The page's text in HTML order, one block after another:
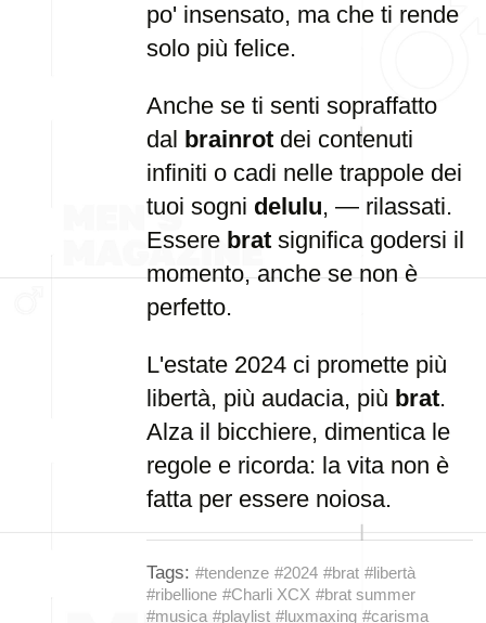
po' insensato, ma che ti rende
solo più felice.
Anche se ti senti sopraffatto
dal brainrot dei contenuti
infiniti o cadi nelle trappole dei
tuoi sogni delulu, — rilassati.
Essere brat significa godersi il
momento, anche se non è
perfetto.
L'estate 2024 ci promette più
libertà, più audacia, più brat.
Alza il bicchiere, dimentica le
regole e ricorda: la vita non è
fatta per essere noiosa.
Tags: #tendenze #2024 #brat #libertà
#ribellione #Charli XCX #brat summer
#musica #playlist #luxmaxing #carisma